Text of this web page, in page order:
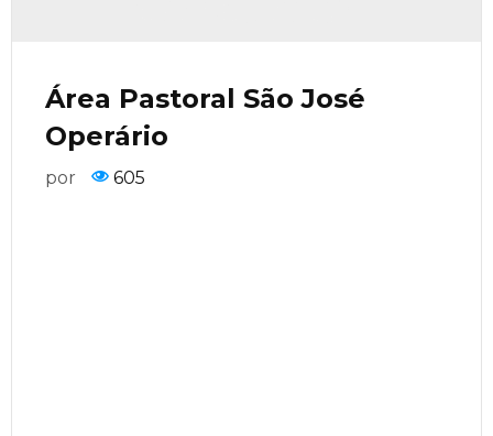
Área Pastoral São José
Operário
por 605